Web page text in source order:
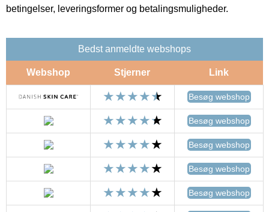
betingelser, leveringsformer og betalingsmuligheder.
Bedst anmeldte webshops
Webshop Stjerner Link
Besøg webshop
Besøg webshop
Besøg webshop
Besøg webshop
Besøg webshop